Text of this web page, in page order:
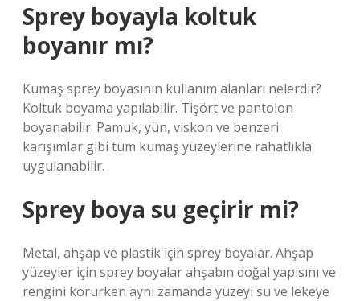
Sprey boyayla koltuk
boyanır mı?
Kumaş sprey boyasının kullanım alanları nelerdir?
Koltuk boyama yapılabilir. Tişört ve pantolon
boyanabilir. Pamuk, yün, viskon ve benzeri
karışımlar gibi tüm kumaş yüzeylerine rahatlıkla
uygulanabilir.
Sprey boya su geçirir mi?
Metal, ahşap ve plastik için sprey boyalar. Ahşap
yüzeyler için sprey boyalar ahşabın doğal yapısını ve
rengini korurken aynı zamanda yüzeyi su ve lekeye